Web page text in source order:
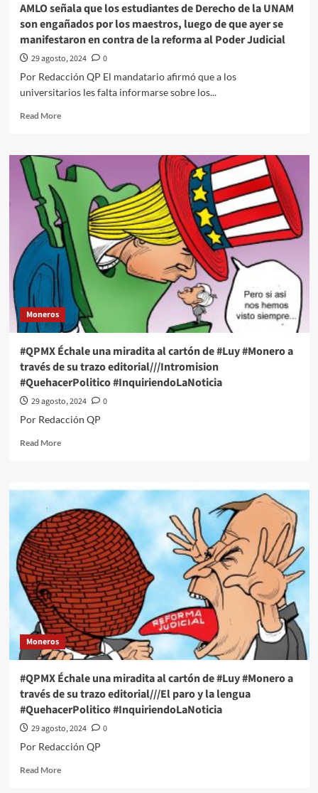
#QuehacerPolitico
#InquiriendoLaNoticia
AMLO señala que los estudiantes de Derecho de la UNAM
son engañados por los maestros, luego de que ayer se
manifestaron en contra de la reforma al Poder Judicial
29 agosto, 2024
0
Por Redacción QP El mandatario afirmó que a los
universitarios les falta informarse sobre los...
Read MoreRead
AMLO
señala
que
los
estudiantes
de
Derecho
de
UNAM
son
engañados
los
maestros,
luego
de
que
ayer
manifestaron
reforma
Poder
Judicial
Moneros
#QPMX Échale una miradita al cartón de #Luy #Monero a
través de su trazo editorial///Intromision
#QuehacerPolitico #InquiriendoLaNoticia
29 agosto, 2024
0
Por Redacción QP
Read MoreRead
una
miradita
al
cartón
de
#Luy
#Monero
a
través
de
su
trazo
editorial///Intromision
#QuehacerPolitico
#InquiriendoLaNoticia
Moneros
#QPMX Échale una miradita al cartón de #Luy #Monero a
través de su trazo editorial///El paro y la lengua
#QuehacerPolitico #InquiriendoLaNoticia
29 agosto, 2024
0
Por Redacción QP
Read MoreRead